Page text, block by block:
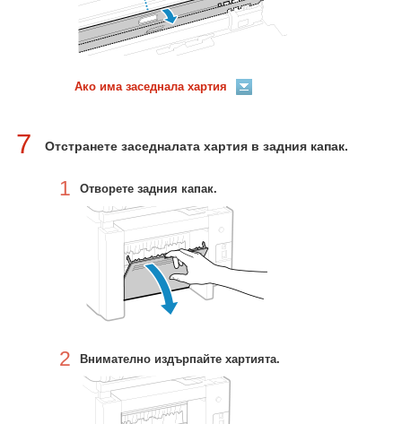
Ако има заседнала хартия
7 Отстранете заседналата хартия в задния капак.
1 Отворете задния капак.
2 Внимателно издърпайте хартията.